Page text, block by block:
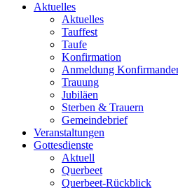
Aktuelles
Aktuelles
Tauffest
Taufe
Konfirmation
Anmeldung
Trauung
Jubiläen
Sterben & Trauern
Gemeindebrief
Veranstaltungen
Gottesdienste
Aktuell
Querbeet
Querbeet-Rückblick